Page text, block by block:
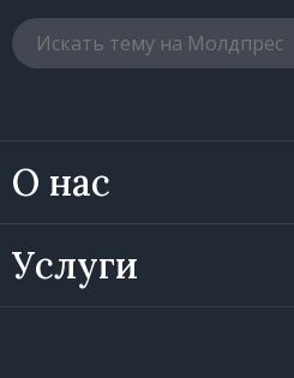
О нас
Услуги